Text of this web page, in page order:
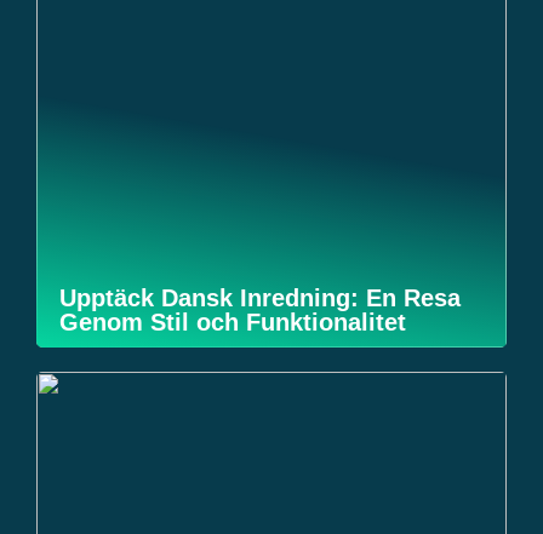
Upptäck Dansk Inredning: En Resa
Genom Stil och Funktionalitet